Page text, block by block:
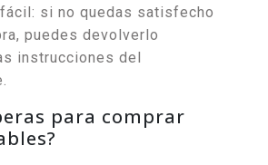
si no quedas satisfecho
puedes devolverlo
instrucciones del
para comprar